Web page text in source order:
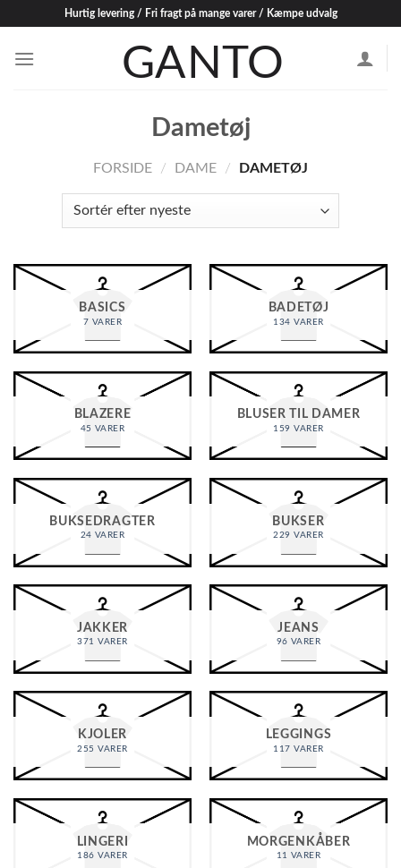
content
Hurtig levering / Fri fragt på mange varer / Kæmpe udvalg
Dametøj
FORSIDE / DAME / DAMETØJ
BASICS
7 VARER
BADETØJ
134 VARER
BLAZERE
45 VARER
BLUSER TIL DAMER
159 VARER
BUKSEDRAGTER
24 VARER
BUKSER
229 VARER
JAKKER
371 VARER
JEANS
96 VARER
KJOLER
255 VARER
LEGGINGS
117 VARER
LINGERI
186 VARER
MORGENKÅBER
11 VARER